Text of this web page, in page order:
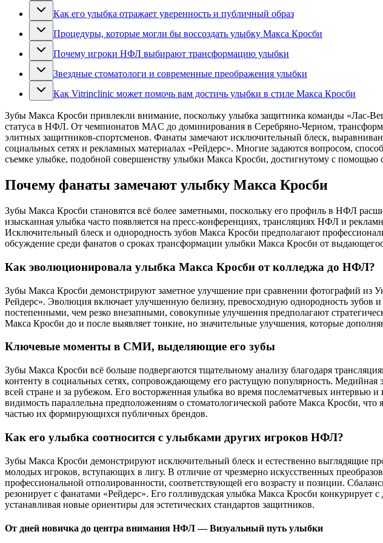
Как его улыбка отражает уверенность и публичный образ
Процедуры, которые могли бы воссоздать улыбку Макса Кросби
Почему игроки НФЛ выбирают трансформацию улыбки
Звездные стоматологи и современные преображения улыбки
Как Vitrinclinic может помочь вам достичь улыбки в стиле Макса Кросби
Зубы Макса Кросби привлекли внимание, поскольку улыбка защитника команды «Лас-
статуса в НФЛ. От чемпионатов MAC до доминирования в Серебряно-Черном,
элитных защитников-спортсменов. Фанаты замечают исключительный блеск,
социальных сетях и рекламных материалах «Рейдерс». Многие задаются вопросом,
съемке улыбке, подобной совершенству улыбки Макса Кросби, достигнутому с помощью
Почему фанаты замечают улыбку Макса Кросби
Зубы Макса Кросби становятся всё более заметными, поскольку его профиль в НФЛ
изысканная улыбка часто появляется на пресс-конференциях, трансляциях НФЛ и
Исключительный блеск и однородность зубов Макса Кросби предполагают
обсуждение среди фанатов о сроках трансформации улыбки Макса Кросби от
Как эволюционировала улыбка Макса Кросби от колледжа до НФЛ?
Зубы Макса Кросби демонстрируют заметное улучшение при сравнении фотографий
Рейдерс». Эволюция включает улучшенную белизну, превосходную однородность
постепенными, чем резко внезапными, совокупные улучшения предполагают
Макса Кросби до и после выявляет тонкие, но значительные улучшения, которые
Ключевые моменты в СМИ, выделяющие его зубы
Зубы Макса Кросби всё больше подвергаются тщательному анализу благодаря
контенту в социальных сетях, сопровождающему его растущую популярность.
всей стране и за рубежом. Его восторженная улыбка во время послематчевых
видимость параллельна предположениям о стоматологической работе Макса Кросби,
частью их формирующихся публичных брендов.
Как его улыбка соотносится с улыбками других игроков НФЛ?
Зубы Макса Кросби демонстрируют исключительный блеск и естественно выглядящие
молодых игроков, вступающих в лигу. В отличие от чрезмерно искусственных
профессиональной отполированности, соответствующей его возрасту и позиции.
резонирует с фанатами «Рейдерс». Его голливудская улыбка Макса Кросби
устанавливая новые ориентиры для эстетических стандартов защитников.
От дней новичка до центра внимания НФЛ — Визуальный путь улыбки